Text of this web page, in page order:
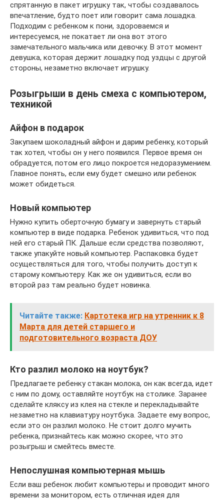
спрятанную в пакет игрушку так, чтобы создавалось
впечатление, будто поет или говорит сама лошадка.
Подходим с ребенком к пони, здороваемся и
интересуемся, не покатает ли она вот этого
замечательного мальчика или девочку. В этот момент
девушка, которая держит лошадку под уздцы с другой
стороны, незаметно включает игрушку.
Розыгрыши в день смеха с компьютером,
техникой
Айфон в подарок
Закупаем шоколадный айфон и дарим ребенку, который
так хотел, чтобы он у него появился. Первое время он
обрадуется, потом его лицо покроется недоразумением.
Главное понять, если ему будет смешно или ребенок
может обидеться.
Новый компьютер
Нужно купить оберточную бумагу и завернуть старый
компьютер в виде подарка. Ребенок удивиться, что под
ней его старый ПК. Дальше если средства позволяют,
также упакуйте новый компьютер. Распаковка будет
осуществляться для того, чтобы получить доступ к
старому компьютеру. Как же он удивиться, если во
второй раз там реально будет новинка.
Читайте также: Картотека игр на утренник к 8
Марта для детей старшего и
подготовительного возраста ДОУ
Кто разлил молоко на ноутбук?
Предлагаете ребенку стакан молока, он как всегда, идет
с ним по дому, оставляйте ноутбук на столике. Заранее
сделайте кляксу из клея на стекле и перекладывайте
незаметно на клавиатуру ноутбука. Задаете ему вопрос,
если это он разлил молоко. Не стоит долго мучить
ребенка, признайтесь как можно скорее, что это
розыгрыш и смейтесь вместе.
Непослушная компьютерная мышь
Если ваш ребенок любит компьютеры и проводит много
времени за монитором, есть отличная идея для